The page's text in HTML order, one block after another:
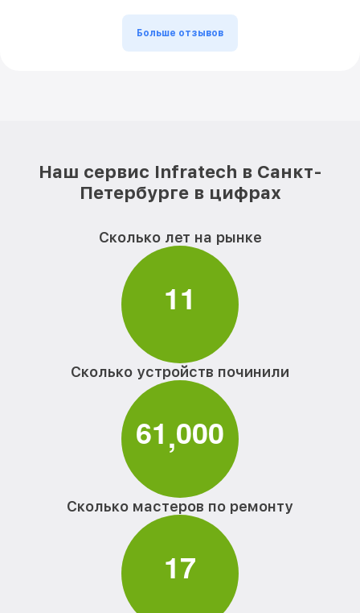
Больше отзывов
Наш сервис Infratech в Санкт-
Петербурге в цифрах
Сколько лет на рынке
11
Сколько устройств починили
61,000
Сколько мастеров по ремонту
17